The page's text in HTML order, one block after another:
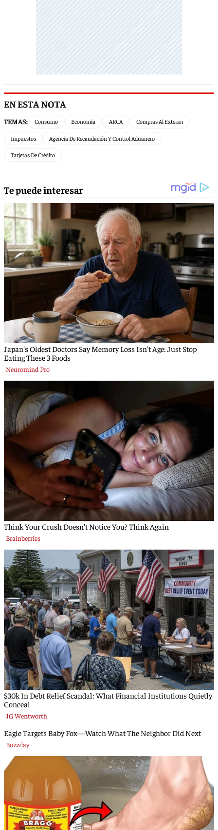
EN ESTA NOTA
TEMAS: Consumo Economía ARCA Compras Al Exterior
Impuestos Agencia De Recaudación Y Control Aduanero
Tarjetas De Crédito